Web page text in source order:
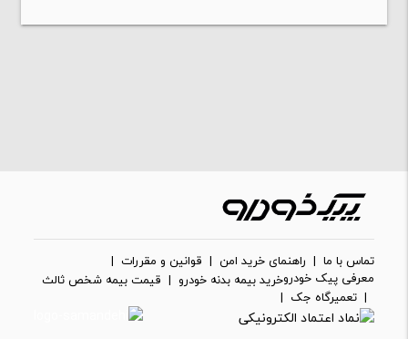
تماس با ما | راهنمای خرید امن | قوانین و مقررات |
معرفی پیک خودروخرید بیمه بدنه خودرو | قیمت بیمه شخص ثالث
|تعمیرگاه جک |